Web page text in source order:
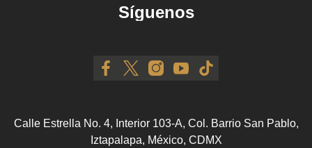
Síguenos
Calle Estrella No. 4, Interior 103-A, Col. Barrio San Pablo,
Iztapalapa, México, CDMX